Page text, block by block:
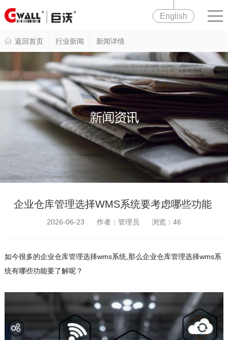
English
返回首页 行业新闻 新闻详情
企业仓库管理选择WMS系统要考虑哪些功能
2026-06-23 作者：管理员 浏览： 46
如今很多的企业仓库管理选择wms系统,那么企业仓库管理选择wms系
统有哪些功能要了解呢？